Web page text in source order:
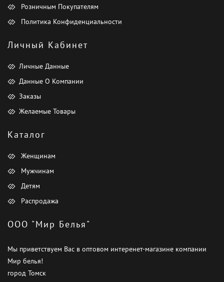
Розничным Покупателям
Политика Конфиденциальности
Личный Кабинет
Личные Данные
Данные О Компании
Заказы
Желаемые Товары
Каталог
Женщинам
Мужчинам
Детям
Распродажа
ООО "Мир Белья"
Мы приветствуем Вас в оптовом интеренет-магазине компании
Мир белья!
город Томск